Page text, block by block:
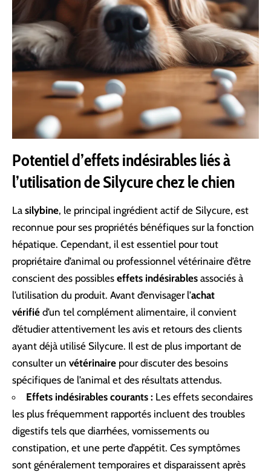
Potentiel d’effets indésirables liés à
l’utilisation de Silycure chez le chien
La silybine, le principal ingrédient actif de Silycure, est
reconnue pour ses propriétés bénéfiques sur la fonction
hépatique. Cependant, il est essentiel pour tout
propriétaire d’animal ou professionnel vétérinaire d’être
conscient des possibles effets indésirables associés à
l’utilisation du produit. Avant d’envisager l’achat
vérifié d’un tel complément alimentaire, il convient
d’étudier attentivement les avis et retours des clients
ayant déjà utilisé Silycure. Il est de plus important de
consulter un vétérinaire pour discuter des besoins
spécifiques de l’animal et des résultats attendus.
Effets indésirables courants : Les effets secondaires
les plus fréquemment rapportés incluent des troubles
digestifs tels que diarrhées, vomissements ou
constipation, et une perte d’appétit. Ces symptômes
sont généralement temporaires et disparaissent après